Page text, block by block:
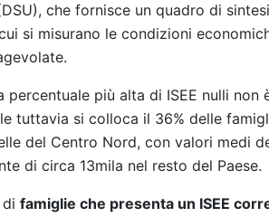
che fornisce un quadro di
si misurano le condizioni
percentuale più alta di ISEE nulli non
tuttavia si colloca il 36% delle
del Centro Nord, con valori medi
di circa 13mila nel resto del Paese.
famiglie che presenta un ISEE